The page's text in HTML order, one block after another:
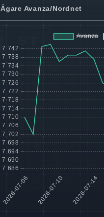
Ägare Avanza/Nordnet